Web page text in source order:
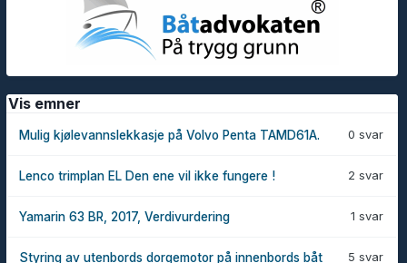
Vis emner
0 svar
Mulig kjølevannslekkasje på Volvo Penta TAMD61A.
2 svar
Lenco trimplan EL Den ene vil ikke fungere !
1 svar
Yamarin 63 BR, 2017, Verdivurdering
5 svar
Styring av utenbords dorgemotor på innenbords båt